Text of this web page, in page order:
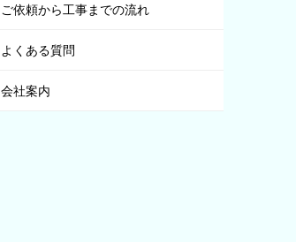
ご依頼から工事までの流れ
よくある質問
会社案内